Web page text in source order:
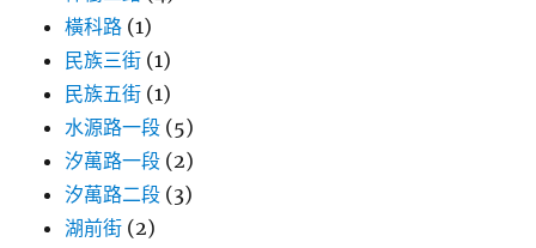
橫科路 (1)
民族三街 (1)
民族五街 (1)
水源路一段 (5)
汐萬路一段 (2)
汐萬路二段 (3)
湖前街 (2)